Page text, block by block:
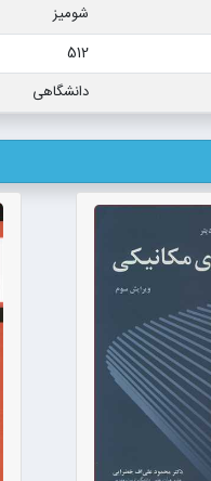
شومیز
512
دانشگاهی